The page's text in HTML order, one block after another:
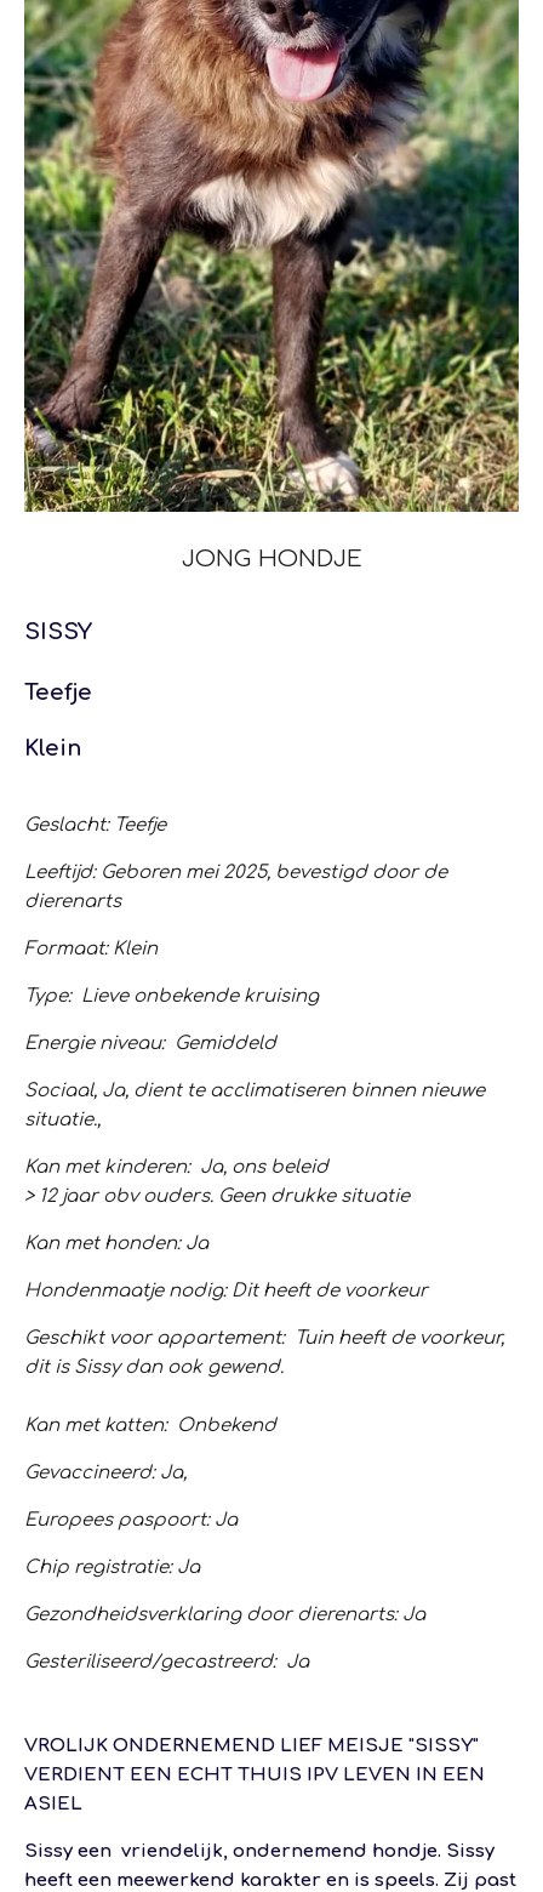
JONG HONDJE
SISSY
Teefje
Klein
Geslacht: Teefje
Leeftijd: Geboren mei 2025, bevestigd door de
dierenarts
Formaat: Klein
Type: Lieve onbekende kruising
Energie niveau: Gemiddeld
Sociaal, Ja, dient te acclimatiseren binnen nieuwe
situatie.,
Kan met kinderen: Ja, ons beleid
> 12 jaar obv ouders. Geen drukke situatie
Kan met honden: Ja
Hondenmaatje nodig: Dit heeft de voorkeur
Geschikt voor appartement: Tuin heeft de voorkeur,
dit is Sissy dan ook gewend.
Kan met katten: Onbekend
Gevaccineerd: Ja,
Europees paspoort: Ja
Chip registratie: Ja
Gezondheidsverklaring door dierenarts: Ja
Gesteriliseerd/gecastreerd: Ja
VROLIJK ONDERNEMEND LIEF MEISJE "SISSY"
VERDIENT EEN ECHT THUIS IPV LEVEN IN EEN
ASIEL
Sissy een vriendelijk, ondernemend hondje. Sissy
heeft een meewerkend karakter en is speels. Zij past